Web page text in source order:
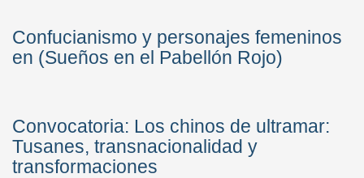
Confucianismo y personajes femeninos
en (Sueños en el Pabellón Rojo)
Convocatoria: Los chinos de ultramar:
Tusanes, transnacionalidad y
transformaciones